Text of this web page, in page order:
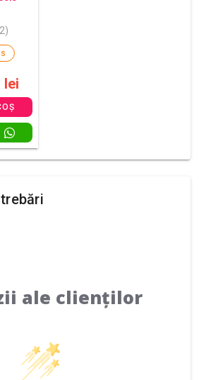
lei
ale clienților